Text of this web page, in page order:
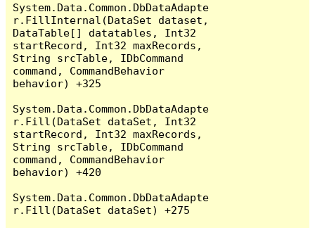
System.Data.Common.DbDataAdapte
r.FillInternal(DataSet dataset,
DataTable[] datatables, Int32
startRecord, Int32 maxRecords,
String srcTable, IDbCommand
command, CommandBehavior
behavior) +325
System.Data.Common.DbDataAdapte
r.Fill(DataSet dataSet, Int32
startRecord, Int32 maxRecords,
String srcTable, IDbCommand
command, CommandBehavior
behavior) +420
System.Data.Common.DbDataAdapte
r.Fill(DataSet dataSet) +275